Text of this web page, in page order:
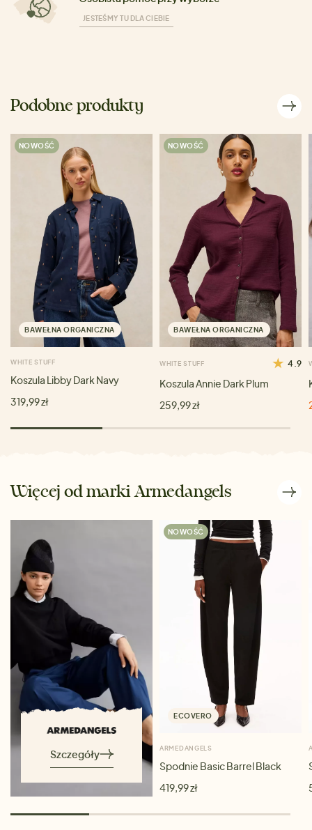
JESTEŚMY TU DLA CIEBIE
Podobne produkty
NOWOŚĆ
BAWEŁNA ORGANICZNA
WHITE STUFF
Koszula Libby Dark Navy
319,99 zł
NOWOŚĆ
BAWEŁNA ORGANICZNA
WHITE STUFF 4.9
Koszula Annie Dark Plum
259,99 zł
Więcej od marki Armedangels
Szczegóły
NOWOŚĆ
ECOVERO
ARMEDANGELS
Spodnie Basic Barrel Black
419,99 zł